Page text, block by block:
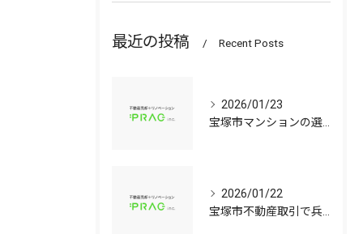
最近の投稿 Recent Posts
2026/01/23
2026/01/22